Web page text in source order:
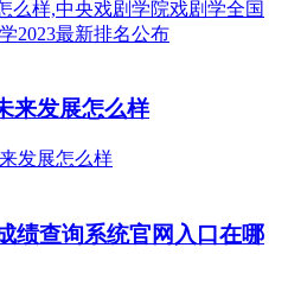
来发展怎么样
绩查询系统官网入口在哪